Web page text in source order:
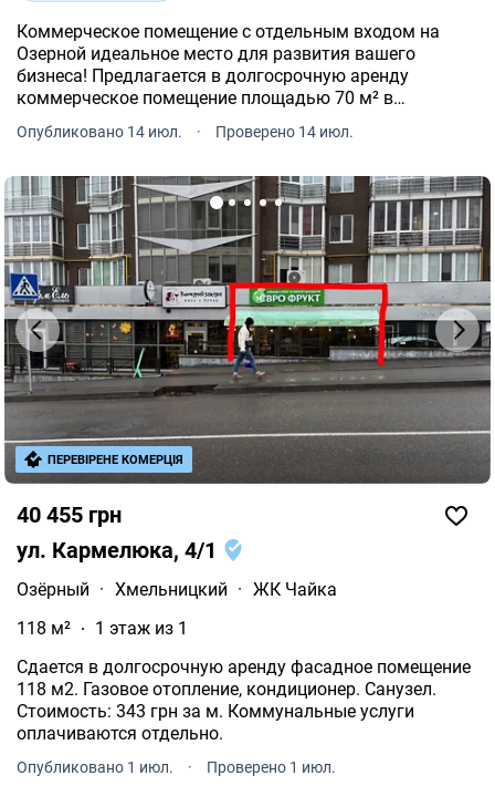
Коммерческое помещение с отдельным входом на
Озерной идеальное место для развития вашего
бизнеса! Предлагается в долгосрочную аренду
коммерческое помещение площадью 70 м² в
Стрільців.
Опубликовано 14 июл. · Проверено 14 июл.
40 455 грн
ул. Кармелюка, 4/1
Озёрный · Хмельницкий · ЖК Чайка
118 м²
1 этаж из 1
Сдается в долгосрочную аренду фасадное помещение
118 м2. Газовое отопление, кондиционер. Санузел.
Стоимость: 343 грн за м. Коммунальные услуги
оплачиваются отдельно.
Опубликовано 1 июл. · Проверено 1 июл.
ПЕРЕВІРЕНЕ КОМЕРЦІЯ